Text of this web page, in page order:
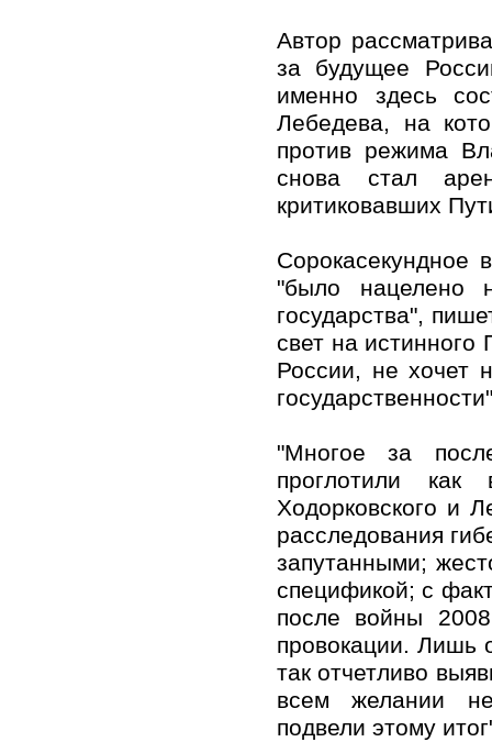
Автор
за будущее
именно здесь
Лебедева, на
против режима
снова стал
критиковавших
Сорокасекундное
"было
государства",
свет на истинного
России, не хочет
"Многое за
проглотили как
Ходорковского и
расследования
запутанными;
спецификой; с
после войны
провокации. Лишь
так отчетливо
всем желании не
подвели этому